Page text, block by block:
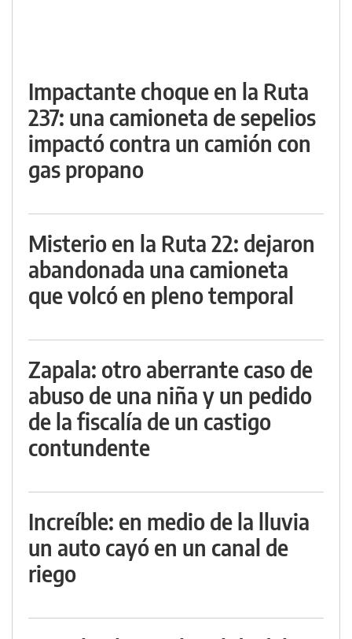
Impactante choque en la Ruta
237: una camioneta de sepelios
impactó contra un camión con
gas propano
Misterio en la Ruta 22: dejaron
abandonada una camioneta
que volcó en pleno temporal
Zapala: otro aberrante caso de
abuso de una niña y un pedido
de la fiscalía de un castigo
contundente
Increíble: en medio de la lluvia
un auto cayó en un canal de
riego